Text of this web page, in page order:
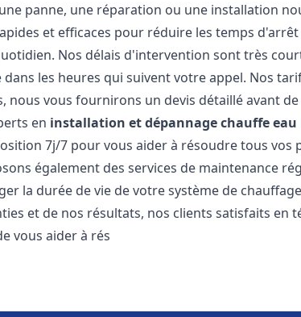
panne, une réparation ou une installation
et efficaces pour réduire les temps
Nos délais d'intervention sont très
les heures qui suivent votre appel. Nos
nous vous fournirons un devis détaillé avant
en installation et dépannage chauffe eau
7j/7 pour vous aider à résoudre tous vos
également des services de maintenance
la durée de vie de votre système de
et de nos résultats, nos clients satisfaits en
vous aider à rés